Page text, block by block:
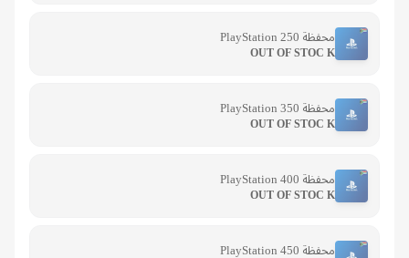
محفظة PlayStation 250
OUT OF STOC K
محفظة PlayStation 350
OUT OF STOC K
محفظة PlayStation 400
OUT OF STOC K
محفظة PlayStation 450